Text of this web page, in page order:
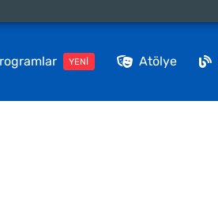
YENİ Atölye